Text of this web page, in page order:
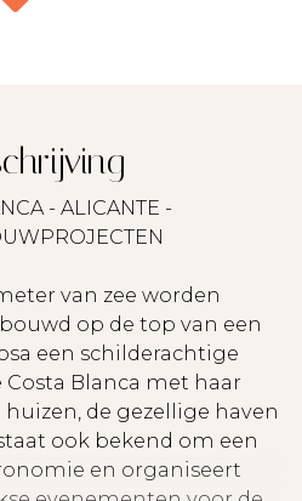
- ALICANTE -
van zee worden
op de top van een
een schilderachtige
Costa Blanca met haar
de gezellige haven
ook bekend om een
en organiseert